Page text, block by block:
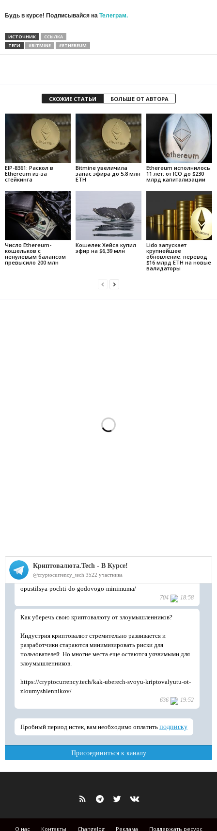
Будь в курсе! Подписывайся на Телеграм.
ИСТОЧНИК
ССЫЛКА
ТЕГИ
#BITMINE #ETHEREUM
СХОЖИЕ СТАТЬИ БОЛЬШЕ ОТ АВТОРА
EIP-8361: Раскол в
Ethereum из-за
стейкинга
Bitmine увеличила
запас эфира до 5,8 млн
ETH
Ethereum исполнилось
11 лет: от ICO до $230
млрд капитализации
Число Ethereum-
кошельков с
ненулевым балансом
превысило 200 млн
Кошелек Хейса купил
эфир на $6,39 млн
Lido запускает
крупнейшее
обновление: перевод
$16 млрд ETH на новые
валидаторы
О нас Контакты Changelog Реклама Поддержать ресурс